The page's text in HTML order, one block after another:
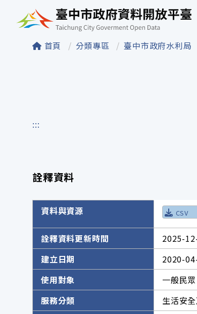
臺中市政府資料
首頁 分類專區 臺中市政府水利局
:::
詮釋資料
詮釋資料詳細內容
資料與資源 CSV
詮釋資料更新時間
2025-
建立日期
2020-
使用對象
一般民眾
服務分類
生活安